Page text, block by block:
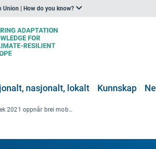
Union | How do you know?
nasjonalt, lokalt Kunnskap
EU Green Week 2021 oppnår brei mobilisering for sunnare menneske og planeten